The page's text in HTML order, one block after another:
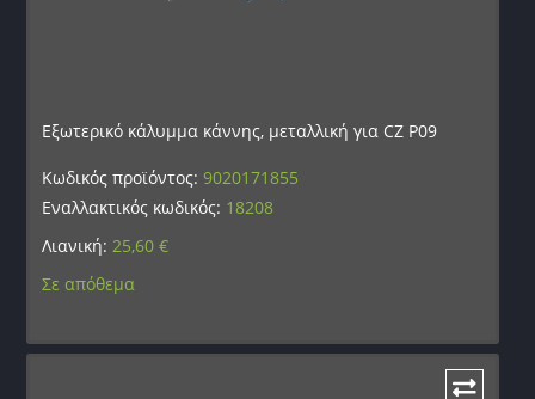
Εξωτερικό κάλυμμα κάννης, μεταλλική για CZ P09
Κωδικός προϊόντος:9020171855
Εναλλακτικός κωδικός: 18208
Λιανική:25,60€
Σε απόθεμα